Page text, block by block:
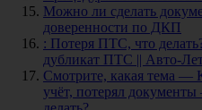
Можно ли сделать
доверенности по ДКП
: Потеря ПТС, что
дубликат ПТС || Авто-
Смотрите, какая тема —
учёт, потерял